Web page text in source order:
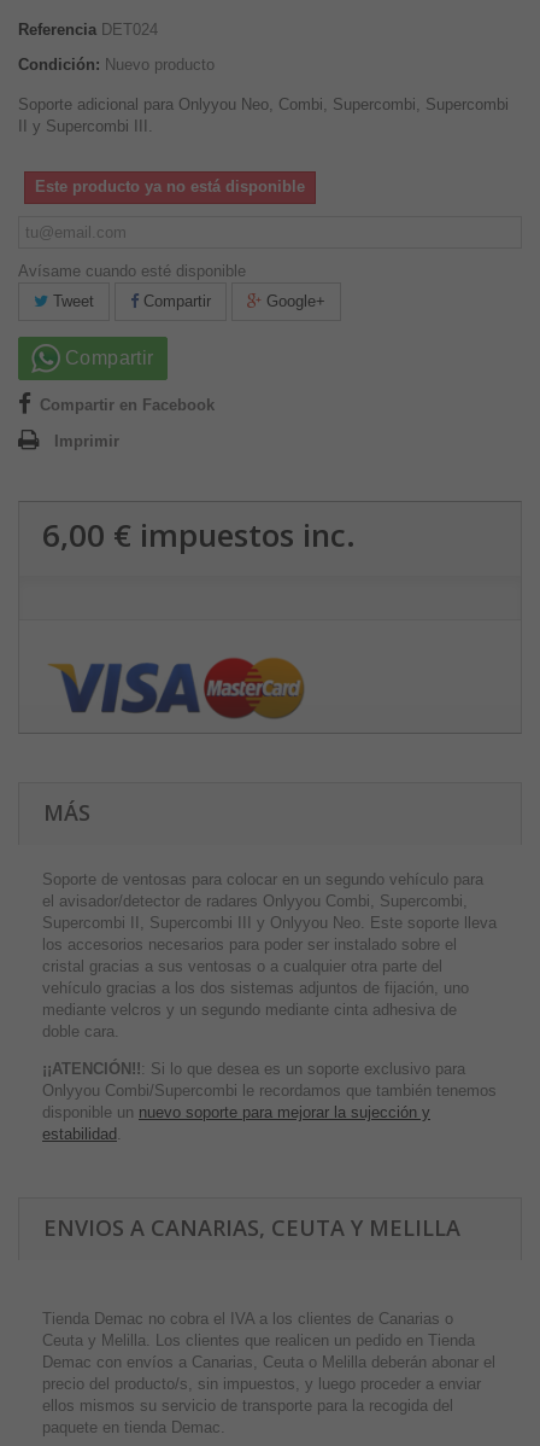
Referencia DET024
Condición: Nuevo producto
Soporte adicional para Onlyyou Neo, Combi, Supercombi, Supercombi
II y Supercombi III.
Este producto ya no está disponible
Avísame cuando esté disponible
Tweet
Compartir Google+
Compartir
Compartir en Facebook
Imprimir
6,00 € impuestos inc.
MÁS
Soporte de ventosas para colocar en un segundo vehículo para
el avisador/detector de radares Onlyyou Combi, Supercombi,
Supercombi II, Supercombi III y Onlyyou Neo. Este soporte lleva
los accesorios necesarios para poder ser instalado sobre el
cristal gracias a sus ventosas o a cualquier otra parte del
vehículo gracias a los dos sistemas adjuntos de fijación, uno
mediante velcros y un segundo mediante cinta adhesiva de
doble cara.
¡¡ATENCIÓN!!: Si lo que desea es un soporte exclusivo para
Onlyyou Combi/Supercombi le recordamos que también tenemos
disponible un nuevo soporte para mejorar la sujección y
estabilidad .
ENVIOS A CANARIAS, CEUTA Y MELILLA
Tienda Demac no cobra el IVA a los clientes de Canarias o
Ceuta y Melilla. Los clientes que realicen un pedido en Tienda
Demac con envíos a Canarias, Ceuta o Melilla deberán abonar el
precio del producto/s, sin impuestos, y luego proceder a enviar
ellos mismos su servicio de transporte para la recogida del
paquete en tienda Demac.